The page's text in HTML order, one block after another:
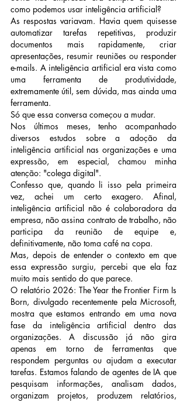
como podemos usar inteligência artificial?
As respostas variavam. Havia quem quisesse
automatizar tarefas repetitivas, produzir
documentos mais rapidamente, criar
apresentações, resumir reuniões ou responder
e-mails. A inteligência artificial era vista como
uma ferramenta de produtividade,
extremamente útil, sem dúvida, mas ainda uma
ferramenta.
Só que essa conversa começou a mudar.
Nos últimos meses, tenho acompanhado
diversos estudos sobre a adoção da
inteligência artificial nas organizações e uma
expressão, em especial, chamou minha
atenção: "colega digital".
Confesso que, quando li isso pela primeira
vez, achei um certo exagero. Afinal,
inteligência artificial não é colaboradora da
empresa, não assina contrato de trabalho, não
participa da reunião de equipe e,
definitivamente, não toma café na copa.
Mas, depois de entender o contexto em que
essa expressão surgiu, percebi que ela faz
muito mais sentido do que parece.
O relatório 2026: The Year the Frontier Firm Is
Born, divulgado recentemente pela Microsoft,
mostra que estamos entrando em uma nova
fase da inteligência artificial dentro das
organizações. A discussão já não gira
apenas em torno de ferramentas que
respondem perguntas ou ajudam a executar
tarefas. Estamos falando de agentes de IA que
pesquisam informações, analisam dados,
organizam projetos, produzem relatórios,